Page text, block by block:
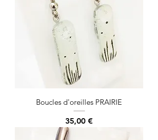
Boucles d'oreilles PRAIRIE
Prix
35,00 €